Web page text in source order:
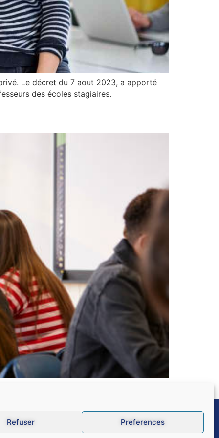
Refuser Préferences
Le décret du 7 aout 2023, a apporté
des écoles stagiaires.